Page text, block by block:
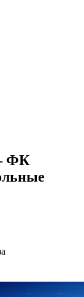
ФК